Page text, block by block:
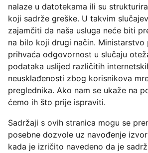
nalaze u datotekama ili su
koji sadrže greške. U takvim
zajamčiti da naša usluga neće biti
na bilo koji drugi način. Ministarstvo
prihvaća odgovornost u slučaju
podataka uslijed različitih
neusklađenosti zbog korisnikova
preglednika. Ako nam se ukaže na
ćemo ih što prije ispraviti.
Sadržaji s ovih stranica mogu se
posebne dozvole uz navođenje
kada je izričito navedeno da je